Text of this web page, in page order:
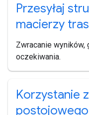
Przesyłaj
macierzy
Zwracanie
oczekiwania.
Korzystanie
postojowego